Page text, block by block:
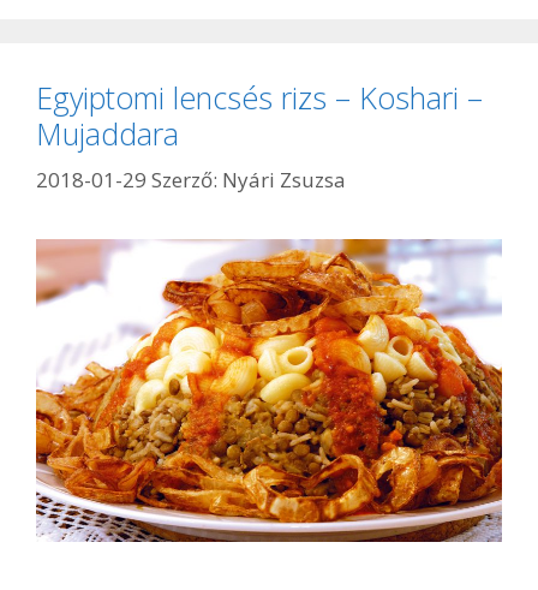
Egyiptomi lencsés rizs – Koshari –
Mujaddara
2018-01-29 Szerző: Nyári Zsuzsa